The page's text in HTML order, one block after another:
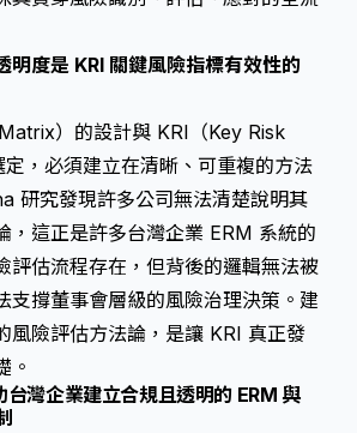
明度是 KRI 關鍵風險指標有效性的
）的設計與 KRI（Key Risk
，必須建立在清晰、可重複的方法
研究發現許多公司無法清楚說明其
，這正是許多台灣企業 ERM 系統的
估流程存在，但背後的邏輯無法被
支撐董事會層級的風險治理決策。建
風險評估方法論，是讓 KRI 真正發
。
灣企業建立合規且透明的 ERM 與